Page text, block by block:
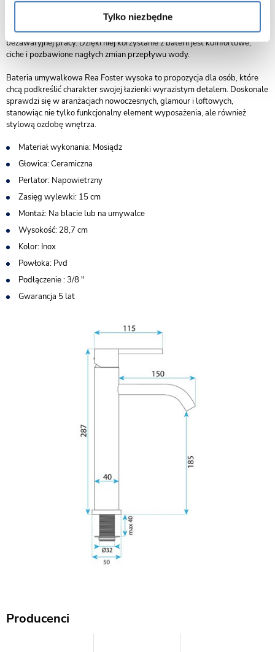
Tylko niezbędne
Za płynną i precyzyjną regulację temperatury oraz natężenia strumienia
odpowiada ceramiczna głowica, znana z wysokiej szczelności i
bezawaryjnej pracy. Dzięki niej korzystanie z baterii jest komfortowe,
ciche i pozbawione nagłych zmian przepływu wody.
Bateria umywalkowa Rea Foster wysoka to propozycja dla osób, które
chcą podkreślić charakter swojej łazienki wyrazistym detalem. Doskonale
sprawdzi się w aranżacjach nowoczesnych, glamour i loftowych,
stanowiąc nie tylko funkcjonalny element wyposażenia, ale również
stylową ozdobę wnętrza.
Materiał wykonania: Mosiądz
Głowica: Ceramiczna
Perlator: Napowietrzny
Zasięg wylewki: 15 cm
Montaż: Na blacie lub na umywalce
Wysokość: 28,7 cm
Kolor: Inox
Powłoka: Pvd
Podłączenie : 3/8 "
Gwarancja 5 lat
Producenci